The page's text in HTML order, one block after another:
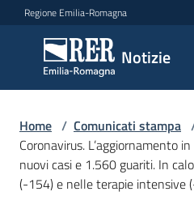
Vai al contenuto
Vai alla navigazione
Vai al footer
Regione Emilia-Romagna
Notizie
Notizie
Comunicati
stampa
Menu selezionato
Cerca
Home / Comunicati stampa
Coronavirus. L’aggiornamento
nuovi casi e 1.560 guariti. In
(-154) e nelle terapie intensive